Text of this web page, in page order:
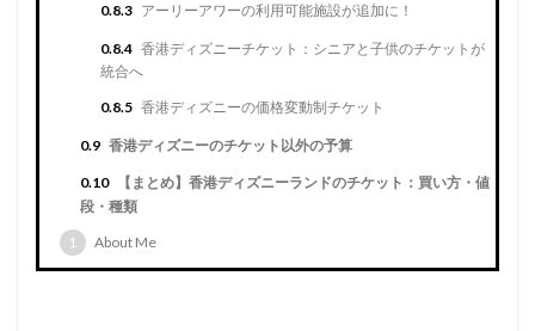
0.8.3 アーリーアワーの利用可能施設が追加に！
0.8.4 香港ディズニーチケット：シニアと子供のチケットが
統合へ
0.8.5 香港ディズニーの価格変動制チケット
0.9 香港ディズニーのチケット以外の予算
0.10
【まとめ】香港ディズニーランドのチケット：買い方・値
段・種類
1
About Me